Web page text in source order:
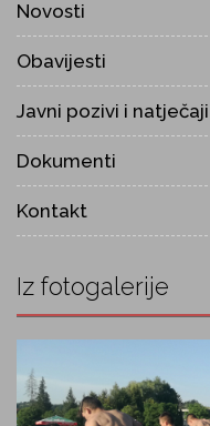
Novosti
Obavijesti
Javni pozivi i natječaji
Dokumenti
Kontakt
Iz fotogalerije